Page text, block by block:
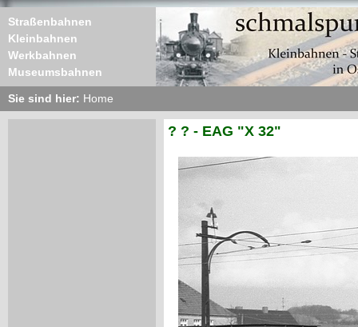
Straßenbahnen
Kleinbahnen
Werkbahnen
Museumsbahnen
Sie sind hier: Home
? ? - EAG "X 32"